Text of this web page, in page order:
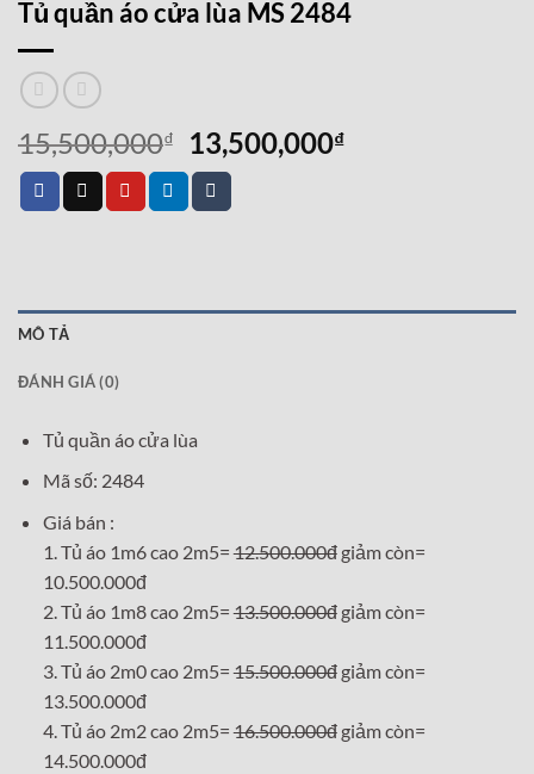
Tủ quần áo cửa lùa MS 2484
15,500,000₫
Giá
gốc
là:
13,500,000₫Giá
MÔ TẢ
ĐÁNH GIÁ (0)
Tủ quần áo cửa lùa
Mã số: 2484
Giá bán :
1. Tủ áo 1m6 cao 2m5=12.500.000đgiảm còn=
10.500.000đ
2. Tủ áo 1m8 cao 2m5=13.500.000đgiảm còn=
11.500.000đ
3. Tủ áo 2m0 cao 2m5=15.500.000đgiảm còn=
13.500.000đ
4. Tủ áo 2m2 cao 2m5=16.500.000đgiảm còn=
14.500.000đ